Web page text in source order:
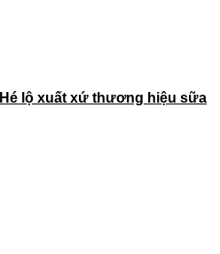
lộ xuất xứ thương hiệu sữa